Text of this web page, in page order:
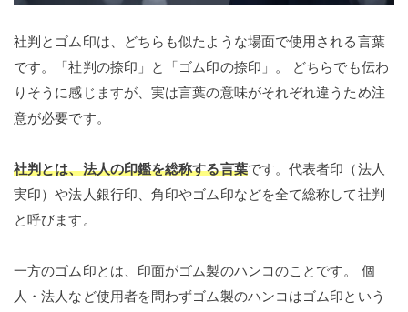
社判とゴム印は、どちらも似たような場面で使用される言葉
です。「社判の捺印」と「ゴム印の捺印」。 どちらでも伝わ
りそうに感じますが、実は言葉の意味がそれぞれ違うため注
意が必要です。
社判とは、法人の印鑑を総称する言葉です。代表者印（法人
実印）や法人銀行印、角印やゴム印などを全て総称して社判
と呼びます。
一方のゴム印とは、印面がゴム製のハンコのことです。 個
人・法人など使用者を問わずゴム製のハンコはゴム印という